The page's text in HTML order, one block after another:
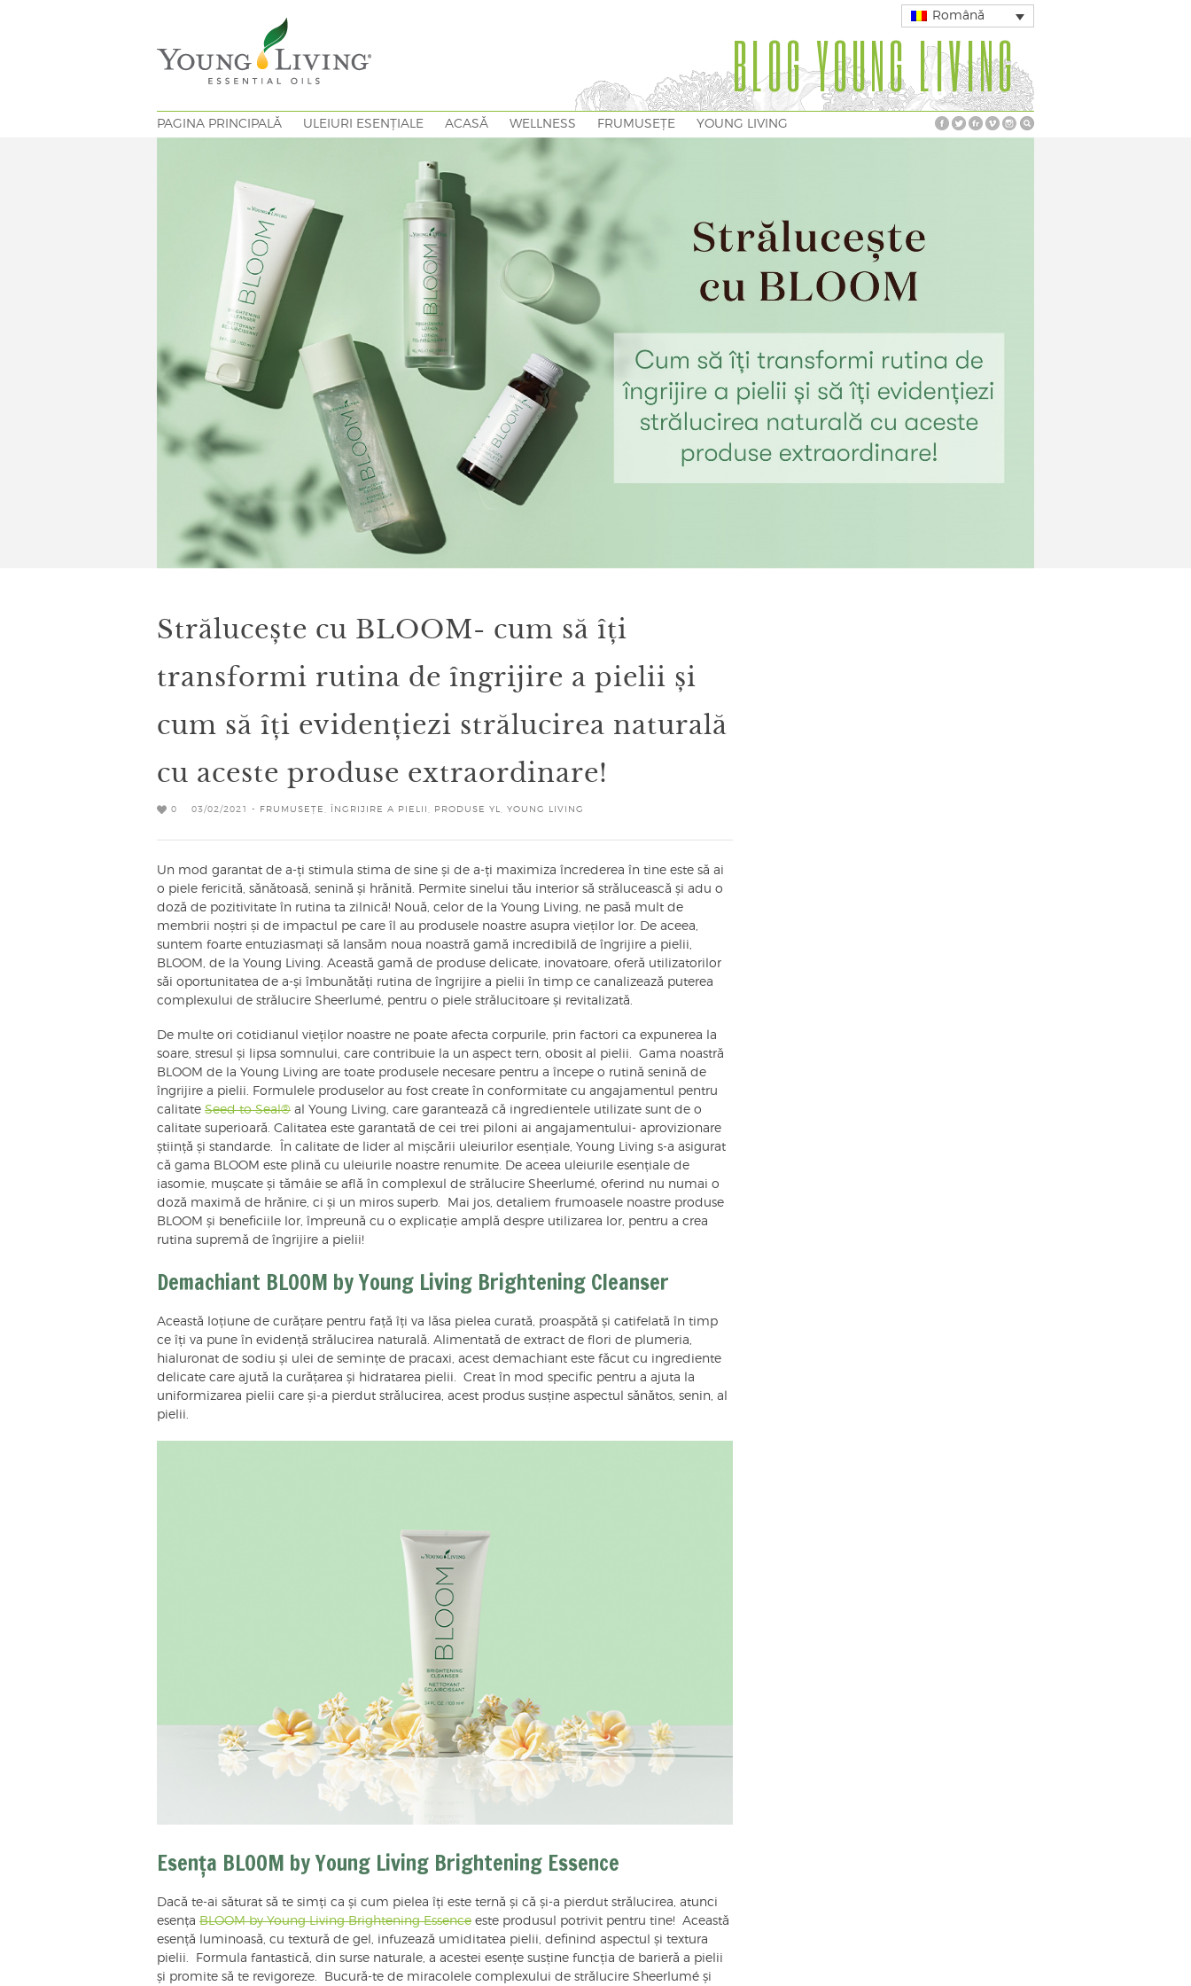
Română
BLOG YOUNG LIVING
PAGINA PRINCIPALĂ ULEIURI ESENȚIALE ACASĂ WELLNESS FRUMUSEȚE YOUNG LIVING
Strălucește cu BLOOM- cum să îți
transformi rutina de îngrijire a pielii și
cum să îți evidențiezi strălucirea naturală
cu aceste produse extraordinare!
0 03/02/2021 - FRUMUSEȚE ÎNGRIJIRE A PIELII PRODUSE YL YOUNG LIVING
Un mod garantat de a-ți stimula stima de sine și de a-ți maximiza încrederea în tine este să ai
o piele fericită, sănătoasă, senină și hrănită. Permite sinelui tău interior să strălucească și adu o
doză de pozitivitate în rutina ta zilnică! Nouă, celor de la Young Living, ne pasă mult de
membrii noștri și de impactul pe care îl au produsele noastre asupra vieților lor. De aceea,
suntem foarte entuziasmați să lansăm noua noastră gamă incredibilă de îngrijire a pielii,
BLOOM, de la Young Living. Această gamă de produse delicate, inovatoare, oferă utilizatorilor
săi oportunitatea de a-și îmbunătăți rutina de îngrijire a pielii în timp ce canalizează puterea
complexului de strălucire Sheerlumé, pentru o piele strălucitoare și revitalizată.
De multe ori cotidianul vieților noastre ne poate afecta corpurile, prin factori ca expunerea la
soare, stresul și lipsa somnului, care contribuie la un aspect tern, obosit al pielii. Gama noastră
BLOOM de la Young Living are toate produsele necesare pentru a începe o rutină senină de
îngrijire a pielii. Formulele produselor au fost create în conformitate cu angajamentul pentru
calitate Seed to Seal® al Young Living, care garantează că ingredientele utilizate sunt de o
calitate superioară. Calitatea este garantată de cei trei piloni ai angajamentului- aprovizionare
știință și standarde. În calitate de lider al mișcării uleiurilor esențiale, Young Living s-a asigurat
că gama BLOOM este plină cu uleiurile noastre renumite. De aceea uleiurile esențiale de
iasomie, mușcate și tămâie se află în complexul de strălucire Sheerlumé, oferind nu numai o
doză maximă de hrănire, ci și un miros superb. Mai jos, detaliem frumoasele noastre produse
BLOOM și beneficiile lor, împreună cu o explicație amplă despre utilizarea lor, pentru a crea
rutina supremă de îngrijire a pielii!
Demachiant BLOOM by Young Living Brightening Cleanser
Această loțiune de curățare pentru față îți va lăsa pielea curată, proaspătă și catifelată în timp
ce îți va pune în evidență strălucirea naturală. Alimentată de extract de flori de plumeria,
hialuronat de sodiu și ulei de semințe de pracaxi, acest demachiant este făcut cu ingrediente
delicate care ajută la curățarea și hidratarea pielii. Creat în mod specific pentru a ajuta la
uniformizarea pielii care și-a pierdut strălucirea, acest produs susține aspectul sănătos, senin, al
pielii.
Esența BLOOM by Young Living Brightening Essence
Dacă te-ai săturat să te simți ca și cum pielea îți este ternă și că și-a pierdut strălucirea, atunci
esența BLOOM by Young Living Brightening Essence este produsul potrivit pentru tine! Această
esență luminoasă, cu textură de gel, infuzează umiditatea pielii, definind aspectul și textura
pielii. Formula fantastică, din surse naturale, a acestei esențe susține funcția de barieră a pielii
și promite să te revigoreze. Bucură-te de miracolele complexului de strălucire Sheerlumé și